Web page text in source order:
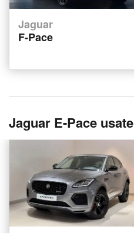
Jaguar
F-Pace
Jaguar E-Pace usate